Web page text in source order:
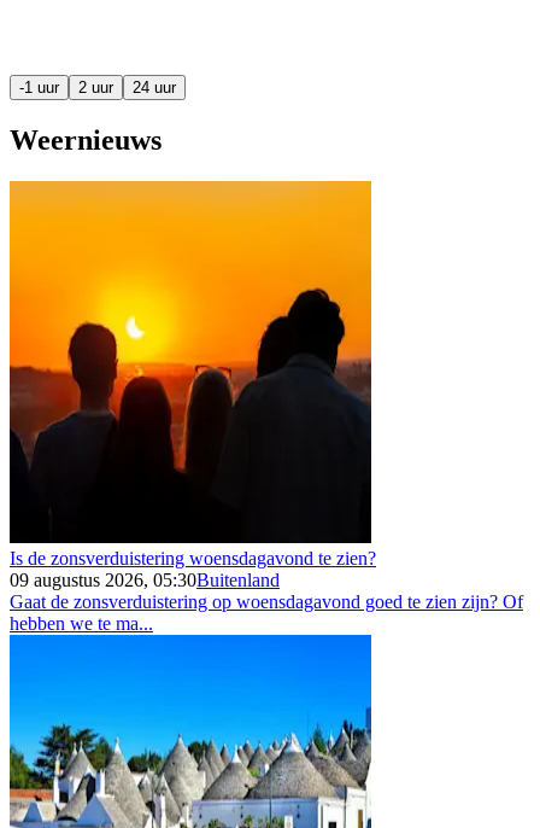
-1 uur 2 uur 24 uur
Weernieuws
Is de zonsverduistering woensdagavond te zien?
09 augustus 2026, 05:30Buitenland
Gaat de zonsverduistering op woensdagavond goed te zien zijn? Of
hebben we te ma...